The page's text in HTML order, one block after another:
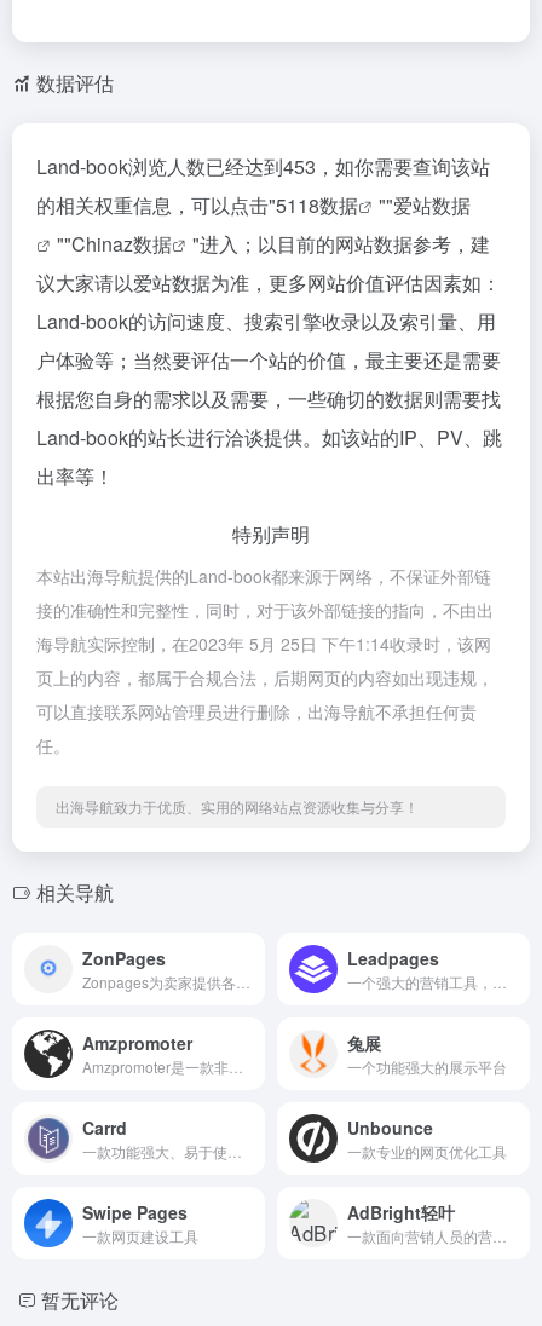
数据评估
Land-book浏览人数已经达到453，如你需要查询该站
的相关权重信息，可以点击"5118数据 ""爱站数据
""Chinaz数据
"进入；以目前的网站数据参考，建
议大家请以爱站数据为准，更多网站价值评估因素如：
Land-book的访问速度、搜索引擎收录以及索引量、用
户体验等；当然要评估一个站的价值，最主要还是需要
根据您自身的需求以及需要，一些确切的数据则需要找
Land-book的站长进行洽谈提供。如该站的IP、PV、跳
出率等！
特别声明
本站出海导航提供的Land-book都来源于网络，不保证外部链
接的准确性和完整性，同时，对于该外部链接的指向，不由出
海导航实际控制，在2023年 5月 25日 下午1:14收录时，该网
页上的内容，都属于合规合法，后期网页的内容如出现违规，
可以直接联系网站管理员进行删除，出海导航不承担任何责
任。
出海导航致力于优质、实用的网络站点资源收集与分享！
相关导航
ZonPages Leadpages
Amzpromoter 兔展
一个功能强大的展示平台
Carrd Unbounce
一款专业的网页优化工具
Swipe Pages
一款网页建设工具
AdBright轻叶
暂无评论